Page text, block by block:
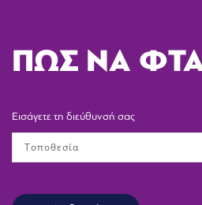
ΠΩΣ ΝΑ
Εισάγετε τη διεύθυνσή σας